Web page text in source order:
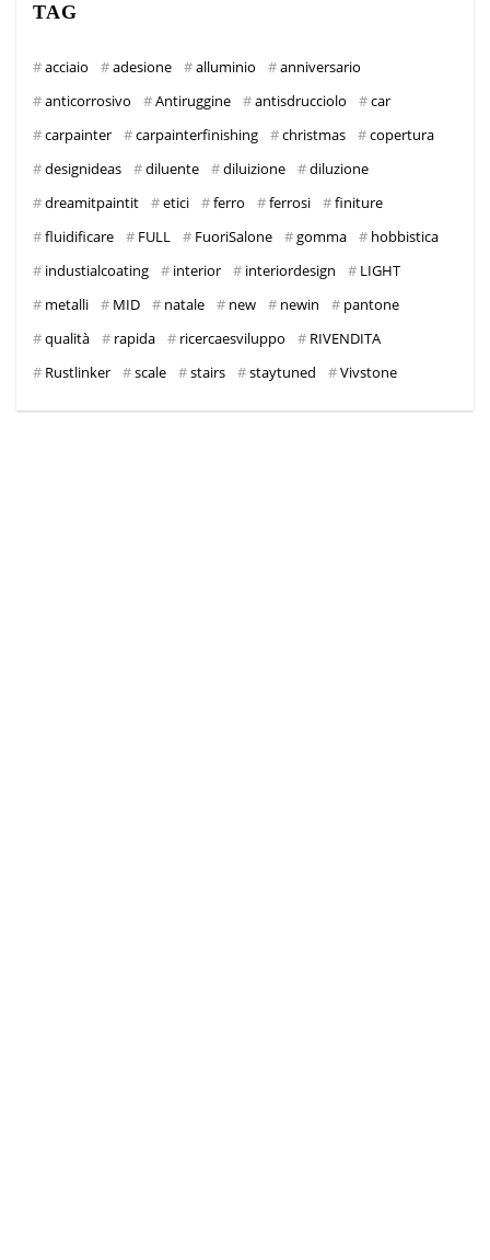
TAG
acciaio adesione alluminio
anniversario
anticorrosivo
Antiruggine antisdrucciolo
car
carpainter
carpainterfinishing christmas
copertura
designideas
diluente diluizione
diluzione
dreamitpaintit
etici ferro ferrosi
finiture
fluidificare
FULL FuoriSalone gomma
hobbistica
industialcoating
interior interiordesign
LIGHT
metalli
MID natale new newin
pantone
qualità
rapida ricercaesviluppo
RIVENDITA
Rustlinker
scale stairs staytuned Vivstone